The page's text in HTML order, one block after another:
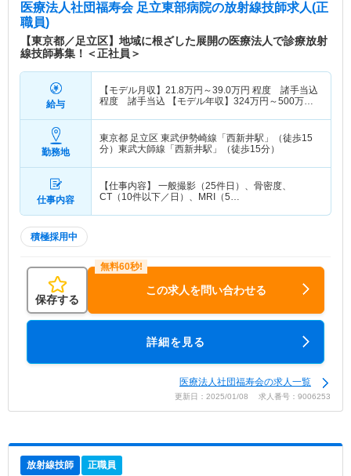
医療法人社団福寿会 足立東部病院の放射線技師求人(正
職員)
【東京都／足立区】地域に根ざした展開の医療法人で診療放射
線技師募集！＜正社員＞
給与
【モデル月収】 21.8万円～39.0万円 程度 諸手当込
程度 諸手当込 【モデル年収】 324万円～500万円
勤務地
東京都 足立区 東武伊勢崎線「西新井駅」（徒歩15
分）東武大師線「西新井駅」（徒歩15分）
仕事内容
【仕事内容】 一般撮影（25件日）、骨密度、
CT（10件以下／日）、MRI（5…
積極採用中
保存する
この求人を問い合わせる
詳細を見る
医療法人社団福寿会の求人一覧
更新日：2025/01/08 求人番号：9006253
放射線技師 正職員